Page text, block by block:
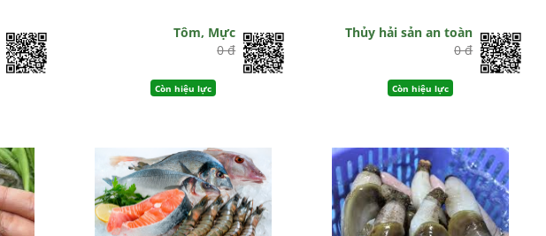
Tôm, Mực
0 đ
Còn hiệu lực
Thủy hải sản an toàn
0 đ
Còn hiệu lực